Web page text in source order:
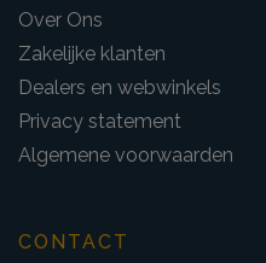
Over Ons
Zakelijke klanten
Dealers en webwinkels
Privacy statement
Algemene voorwaarden
CONTACT